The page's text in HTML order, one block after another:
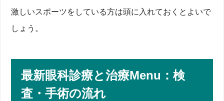
激しいスポーツをしている方は頭に入れておくとよいで
しょう。
最新眼科診療と治療Menu：検
査・手術の流れ